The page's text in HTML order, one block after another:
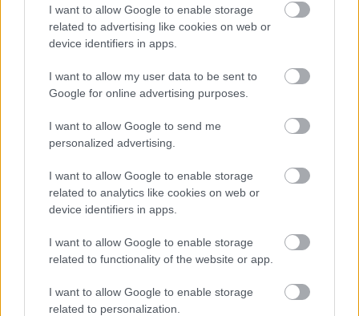
I want to allow Google to enable storage
related to advertising like cookies on web or
device identifiers in apps.
I want to allow my user data to be sent to
Google for online advertising purposes.
I want to allow Google to send me
personalized advertising.
I want to allow Google to enable storage
related to analytics like cookies on web or
device identifiers in apps.
I want to allow Google to enable storage
related to functionality of the website or app.
I want to allow Google to enable storage
related to personalization.
Másfélszeresére bővítik Hódmezővásárhely jó hírű
református iskoláját
A Szőnyi Benjámin Általános Iskola fejlesztését a FERROÉP
kivitelezheti; a munkák csaknem egy évig tartanak majd.